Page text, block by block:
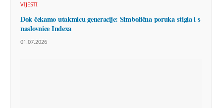
VIJESTI
Dok čekamo utakmicu generacije: Simbolična poruka stigla i s
naslovnice Indexa
01.07.2026